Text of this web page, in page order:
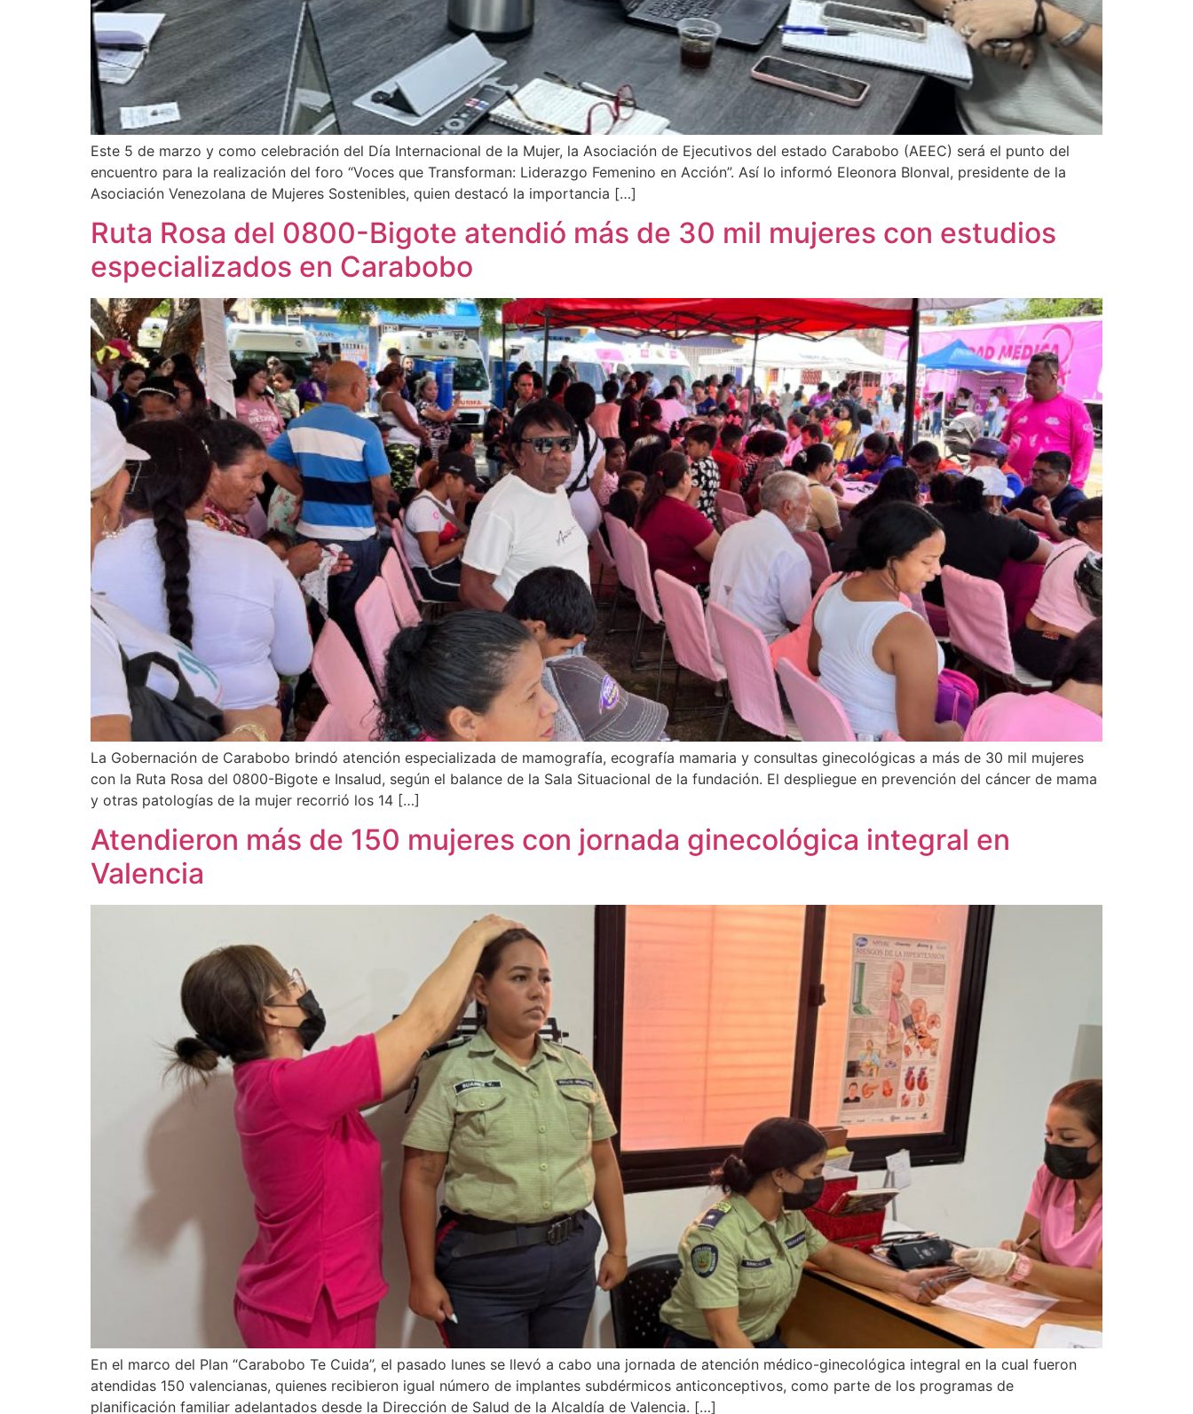
Este 5 de marzo y como celebración del Día Internacional de la Mujer, la Asociación de Ejecutivos del estado Carabobo (AEEC) será el punto del
encuentro para la realización del foro “Voces que Transforman: Liderazgo Femenino en Acción”. Así lo informó Eleonora Blonval, presidente de la
Asociación Venezolana de Mujeres Sostenibles, quien destacó la importancia […]
Ruta Rosa del 0800-Bigote atendió más de 30 mil mujeres con estudios
especializados en Carabobo
La Gobernación de Carabobo brindó atención especializada de mamografía, ecografía mamaria y consultas ginecológicas a más de 30 mil mujeres
con la Ruta Rosa del 0800-Bigote e Insalud, según el balance de la Sala Situacional de la fundación. El despliegue en prevención del cáncer de mama
y otras patologías de la mujer recorrió los 14 […]
Atendieron más de 150 mujeres con jornada ginecológica integral en
Valencia
En el marco del Plan “Carabobo Te Cuida”, el pasado lunes se llevó a cabo una jornada de atención médico-ginecológica integral en la cual fueron
atendidas 150 valencianas, quienes recibieron igual número de implantes subdérmicos anticonceptivos, como parte de los programas de
planificación familiar adelantados desde la Dirección de Salud de la Alcaldía de Valencia. […]